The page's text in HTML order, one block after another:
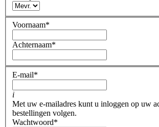
Voornaam*
Achternaam*
E-mail*
i
Met uw e-mailadres kunt u inloggen op uw
bestellingen volgen.
Wachtwoord*